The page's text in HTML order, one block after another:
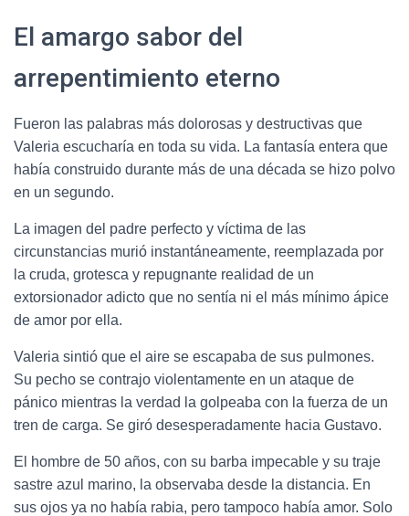
El amargo sabor del
arrepentimiento eterno
Fueron las palabras más dolorosas y destructivas que
Valeria escucharía en toda su vida. La fantasía entera que
había construido durante más de una década se hizo polvo
en un segundo.
La imagen del padre perfecto y víctima de las
circunstancias murió instantáneamente, reemplazada por
la cruda, grotesca y repugnante realidad de un
extorsionador adicto que no sentía ni el más mínimo ápice
de amor por ella.
Valeria sintió que el aire se escapaba de sus pulmones.
Su pecho se contrajo violentamente en un ataque de
pánico mientras la verdad la golpeaba con la fuerza de un
tren de carga. Se giró desesperadamente hacia Gustavo.
El hombre de 50 años, con su barba impecable y su traje
sastre azul marino, la observaba desde la distancia. En
sus ojos ya no había rabia, pero tampoco había amor. Solo